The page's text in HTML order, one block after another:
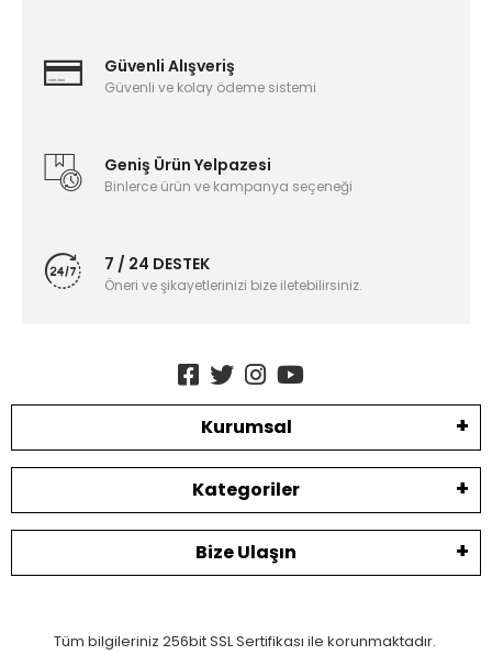
Güvenli Alışveriş
Güvenli ve kolay ödeme sistemi
Geniş Ürün Yelpazesi
Binlerce ürün ve kampanya seçeneği
7 / 24 DESTEK
Öneri ve şikayetlerinizi bize iletebilirsiniz.
Kurumsal
Kategoriler
Bize Ulaşın
Tüm bilgileriniz 256bit SSL Sertifikası ile korunmaktadır.